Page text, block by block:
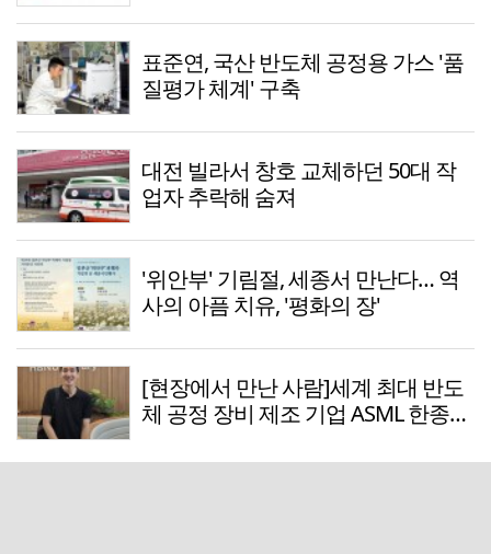
표준연, 국산 반도체 공정용 가스 '품
질평가 체계' 구축
대전 빌라서 창호 교체하던 50대 작
업자 추락해 숨져
'위안부' 기림절, 세종서 만난다… 역
사의 아픔 치유, '평화의 장'
[현장에서 만난 사람]세계 최대 반도
체 공정 장비 제조 기업 ASML 한종호